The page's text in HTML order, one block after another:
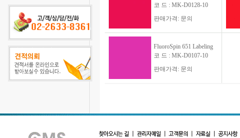
코 드 : MK-D0128-10
판매가격: 문의
FluoroSpin 651 Labeling
코 드 : MK-D0107-10
판매가격: 문의